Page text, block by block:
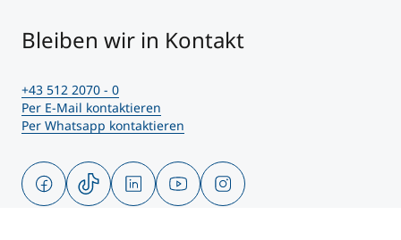
Bleiben wir in Kontakt
+43 512 2070 - 0
Per E-Mail kontaktieren
Per Whatsapp kontaktieren